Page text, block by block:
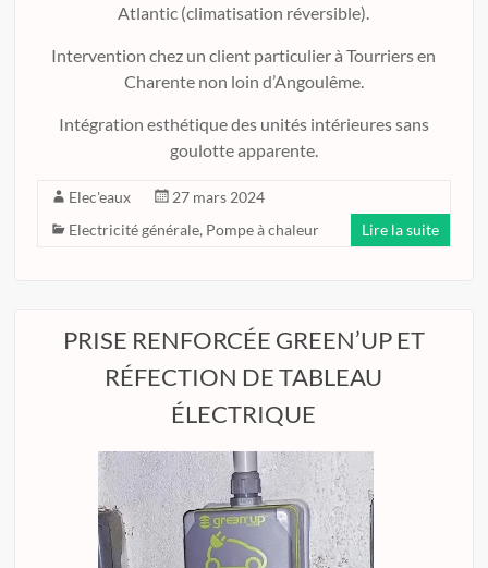
Atlantic (climatisation réversible).
Intervention chez un client particulier à Tourriers en
Charente non loin d’Angoulême.
Intégration esthétique des unités intérieures sans
goulotte apparente.
Elec'eaux
27 mars 2024
Electricité générale, Pompe à chaleur Lire la suite
PRISE RENFORCÉE GREEN’UP ET
RÉFECTION DE TABLEAU
ÉLECTRIQUE